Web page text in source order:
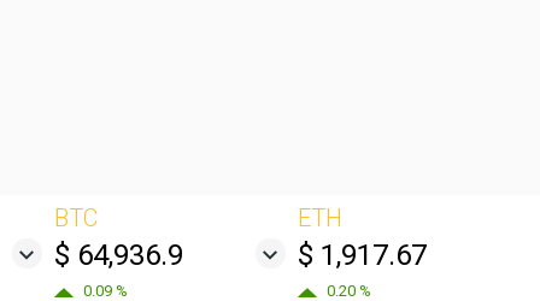
BTC
$ 64,936.9
0.09 %
ETH
$ 1,917.67
0.20 %